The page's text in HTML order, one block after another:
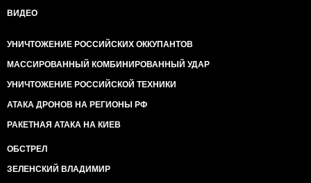
ВИДЕО
УНИЧТОЖЕНИЕ РОССИЙСКИХ ОККУПАНТОВ
МАССИРОВАННЫЙ КОМБИНИРОВАННЫЙ УДАР
УНИЧТОЖЕНИЕ РОССИЙСКОЙ ТЕХНИКИ
АТАКА ДРОНОВ НА РЕГИОНЫ РФ
РАКЕТНАЯ АТАКА НА КИЕВ
ОБСТРЕЛ
ЗЕЛЕНСКИЙ ВЛАДИМИР